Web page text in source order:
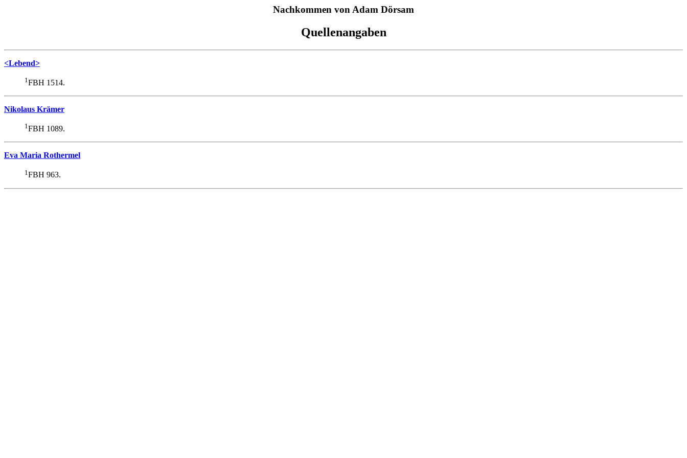
Nachkommen von Adam Dörsam
Quellenangaben
<Lebend>
1 FBH 1514.
Nikolaus Krämer
1FBH 1089.
Eva Maria Rothermel
1 FBH 963.